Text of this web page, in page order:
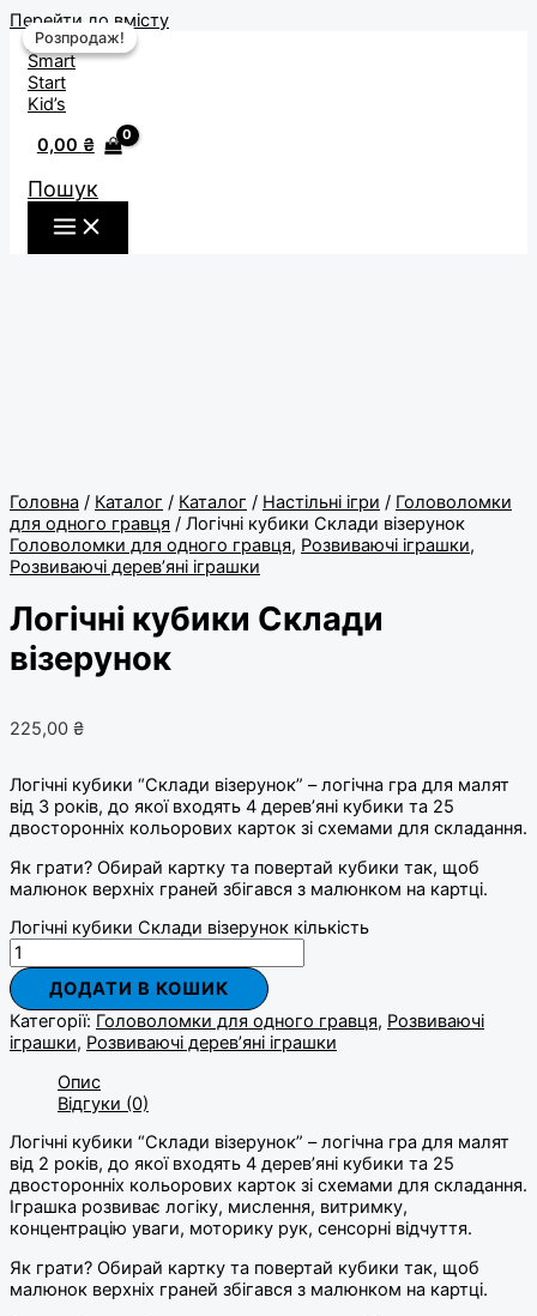
Перейти до вмісту
0,00 ₴
Пошук
Головна / Каталог / Каталог / Настільні ігри / Головоломки
для одного гравця / Логічні кубики Склади візерунок
Головоломки для одного гравця, Розвиваючі іграшки,
Розвиваючі дерев’яні іграшки
Логічні кубики Склади
візерунок
225,00 ₴
Логічні кубики “Склади візерунок” – логічна гра для малят
від 3 років, до якої входять 4 дерев’яні кубики та 25
двосторонніх кольорових карток зі схемами для складання.
Як грати? Обирай картку та повертай кубики так, щоб
малюнок верхніх граней збігався з малюнком на картці.
Логічні кубики Склади візерунок кількість
ДОДАТИ В КОШИК
Категорії: Головоломки для одного гравця, Розвиваючі
іграшки, Розвиваючі дерев’яні іграшки
Опис
Відгуки (0)
Логічні кубики “Склади візерунок” – логічна гра для малят
від 2 років, до якої входять 4 дерев’яні кубики та 25
двосторонніх кольорових карток зі схемами для складання.
Іграшка розвиває логіку, мислення, витримку,
концентрацію уваги, моторику рук, сенсорні відчуття.
Як грати? Обирай картку та повертай кубики так, щоб
малюнок верхніх граней збігався з малюнком на картці.
Розпродаж!
Розпродаж!